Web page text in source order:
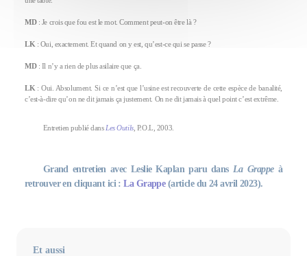
MD: Je crois que fou est le mot. Comment peut-on être là ?
LK : Oui, exactement. Et quand on y est, qu’est-ce qui se passe ?
MD: Il n’y a rien de plus asilaire que ça.
LK : Oui. Absolument. Si ce n’est que l’usine est recouverte de cette espèce de banalité,
c’est-à-dire qu’on ne dit jamais ça justement. On ne dit jamais à quel point c’est extrême.
Entretien publié dans Les Outils, P.O.L, 2003.
Grand entretien avec Leslie Kaplan paru dans La Grappeà
retrouver en cliquant ici :La Grappe(article du 24 avril 2023).
Et aussi